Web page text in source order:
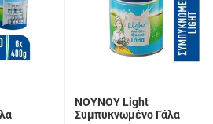
ΝΟΥΝΟΥ Light
Συμπυκνωμένο Γάλα